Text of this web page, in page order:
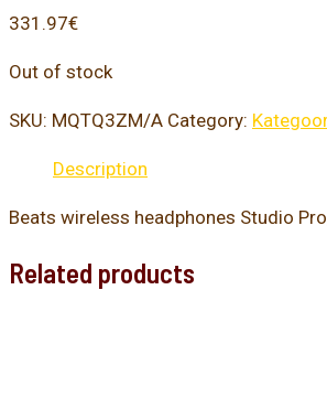
331.97€
Out of stock
SKU: MQTQ3ZM/A Category:
Description
Beats wireless headphones Studio
Related products